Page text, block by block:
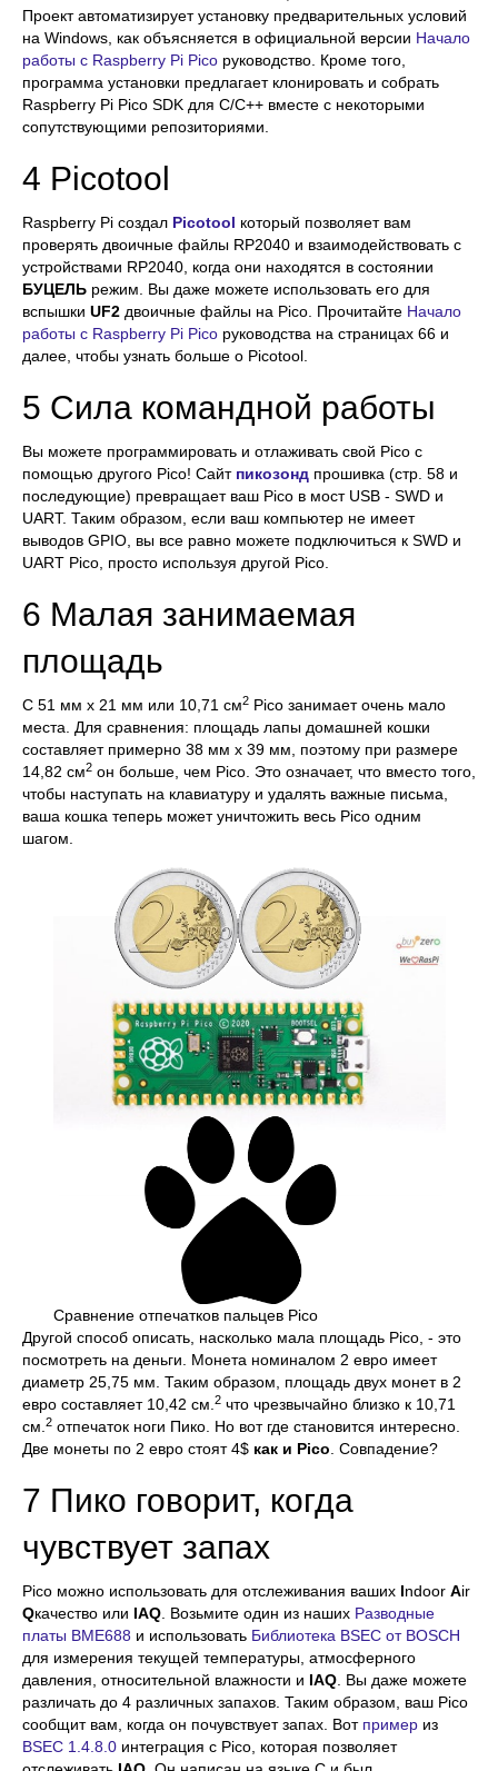
Проект автоматизирует установку предварительных условий
на Windows, как объясняется в официальной версии Начало
работы с Raspberry Pi Pico руководство. Кроме того,
программа установки предлагает клонировать и собрать
Raspberry Pi Pico SDK для C/C++ вместе с некоторыми
сопутствующими репозиториями.
4 Picotool
Raspberry Pi создал Picotool который позволяет вам
проверять двоичные файлы RP2040 и взаимодействовать с
устройствами RP2040, когда они находятся в состоянии
БУЦЕЛЬ режим. Вы даже можете использовать его для
вспышки UF2 двоичные файлы на Pico. Прочитайте Начало
работы с Raspberry Pi Pico руководства на страницах 66 и
далее, чтобы узнать больше о Picotool.
5 Сила командной работы
Вы можете программировать и отлаживать свой Pico с
помощью другого Pico! Сайт пикозонд прошивка (стр. 58 и
последующие) превращает ваш Pico в мост USB - SWD и
UART. Таким образом, если ваш компьютер не имеет
выводов GPIO, вы все равно можете подключиться к SWD и
UART Pico, просто используя другой Pico.
6 Малая занимаемая
площадь
С 51 мм x 21 мм или 10,71 см2 Pico занимает очень мало
места. Для сравнения: площадь лапы домашней кошки
составляет примерно 38 мм x 39 мм, поэтому при размере
14,82 см2 он больше, чем Pico. Это означает, что вместо того,
чтобы наступать на клавиатуру и удалять важные письма,
ваша кошка теперь может уничтожить весь Pico одним
шагом.
Сравнение отпечатков пальцев Pico
Другой способ описать, насколько мала площадь Pico, - это
посмотреть на деньги. Монета номиналом 2 евро имеет
диаметр 25,75 мм. Таким образом, площадь двух монет в 2
евро составляет 10,42 см. 2 что чрезвычайно близко к 10,71
см. 2 отпечаток ноги Пико. Но вот где становится интересно.
Две монеты по 2 евро стоят 4$ как и Pico . Совпадение?
7 Пико говорит, когда
чувствует запах
Pico можно использовать для отслеживания ваших Indoor Air
Qкачество или IAQ . Возьмите один из наших Разводные
платы BME688 и использовать Библиотека BSEC от BOSCH
для измерения текущей температуры, атмосферного
давления, относительной влажности и IAQ . Вы даже можете
различать до 4 различных запахов. Таким образом, ваш Pico
сообщит вам, когда он почувствует запах. Вот пример из
BSEC 1.4.8.0 интеграция с Pico, которая позволяет